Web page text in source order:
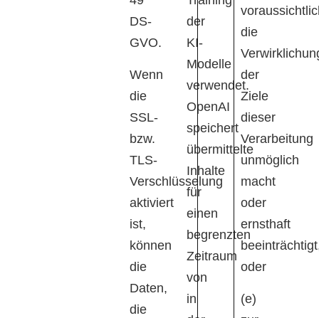
DS-
GVO.
Wenn
die
SSL-
bzw.
TLS-
Verschlüsselung
aktiviert
ist,
können
die
Daten,
die
der
KI-
Modelle
verwendet.
OpenAI
speichert
übermittelte
Inhalte
für
einen
begrenzten
Zeitraum
von
in
die
der
Ziele
dieser
Verarbeitung
unmöglich
macht
oder
ernsthaft
oder
(e)